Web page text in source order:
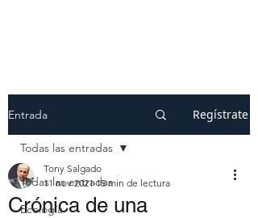
Entrada Regístrate
Todas las entradas
Ecología
Todas las entradas
Crónica de una
Tony Salgado
11 nov 2021 15 min de lectura